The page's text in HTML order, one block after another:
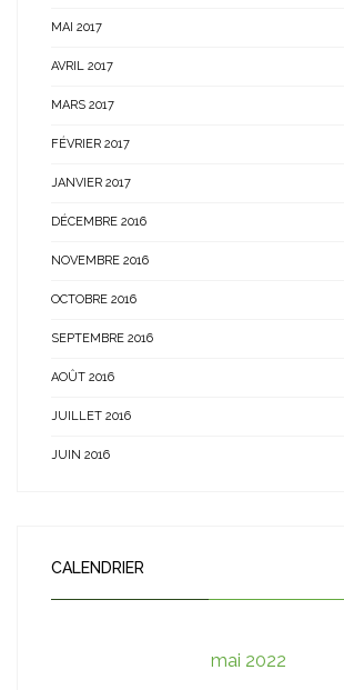
MAI 2017
AVRIL 2017
MARS 2017
FÉVRIER 2017
JANVIER 2017
DÉCEMBRE 2016
NOVEMBRE 2016
OCTOBRE 2016
SEPTEMBRE 2016
AOÛT 2016
JUILLET 2016
JUIN 2016
CALENDRIER
mai 2022